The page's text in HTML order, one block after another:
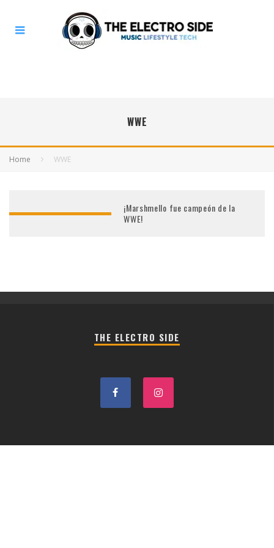
WWE
Home WWE
¡Marshmello fue campeón de la
WWE!
THE ELECTRO SIDE